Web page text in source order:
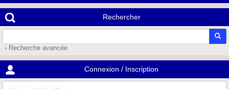
Rechercher
› Recherche avancée
Connexion / Inscription